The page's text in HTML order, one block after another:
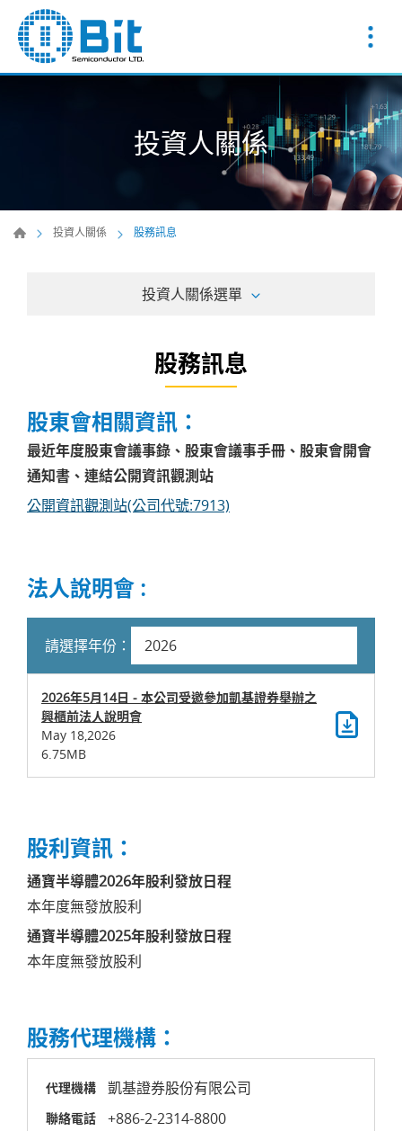
投資人關係
投資人關係 股務訊息
投資人關係選單
股務訊息
股東會相關資訊：
最近年度股東會議事錄、股東會議事手冊、股東會開會
通知書、連結公開資訊觀測站
公開資訊觀測站(公司代號:7913)
法人說明會 :
請選擇年份：
2026年5月14日 - 本公司受邀參加凱基證券舉辦之
興櫃前法人說明會
May 18,2026
6.75MB
股利資訊：
通寶半導體2026年股利發放日程
本年度無發放股利
通寶半導體2025年股利發放日程
本年度無發放股利
股務代理機構：
代理機構 凱基證券股份有限公司
聯絡電話 +886-2-2314-8800